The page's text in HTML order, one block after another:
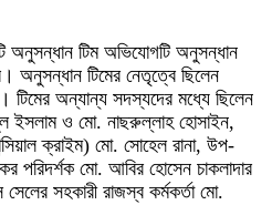
অনুসন্ধান টিম অভিযোগটি অনুসন্ধান
অনুসন্ধান টিমের নেতৃত্বে ছিলেন
অন্যান্য সদস্যদের মধ্যে ছিলেন
ইসলাম ও মো. নাছরুল্লাহ হোসাইন,
ক্রাইম) মো. সোহেল রানা, উপ-
পরিদর্শক মো. আবির হোসেন চাকলাদার
সেলের সহকারী রাজস্ব কর্মকর্তা মো.